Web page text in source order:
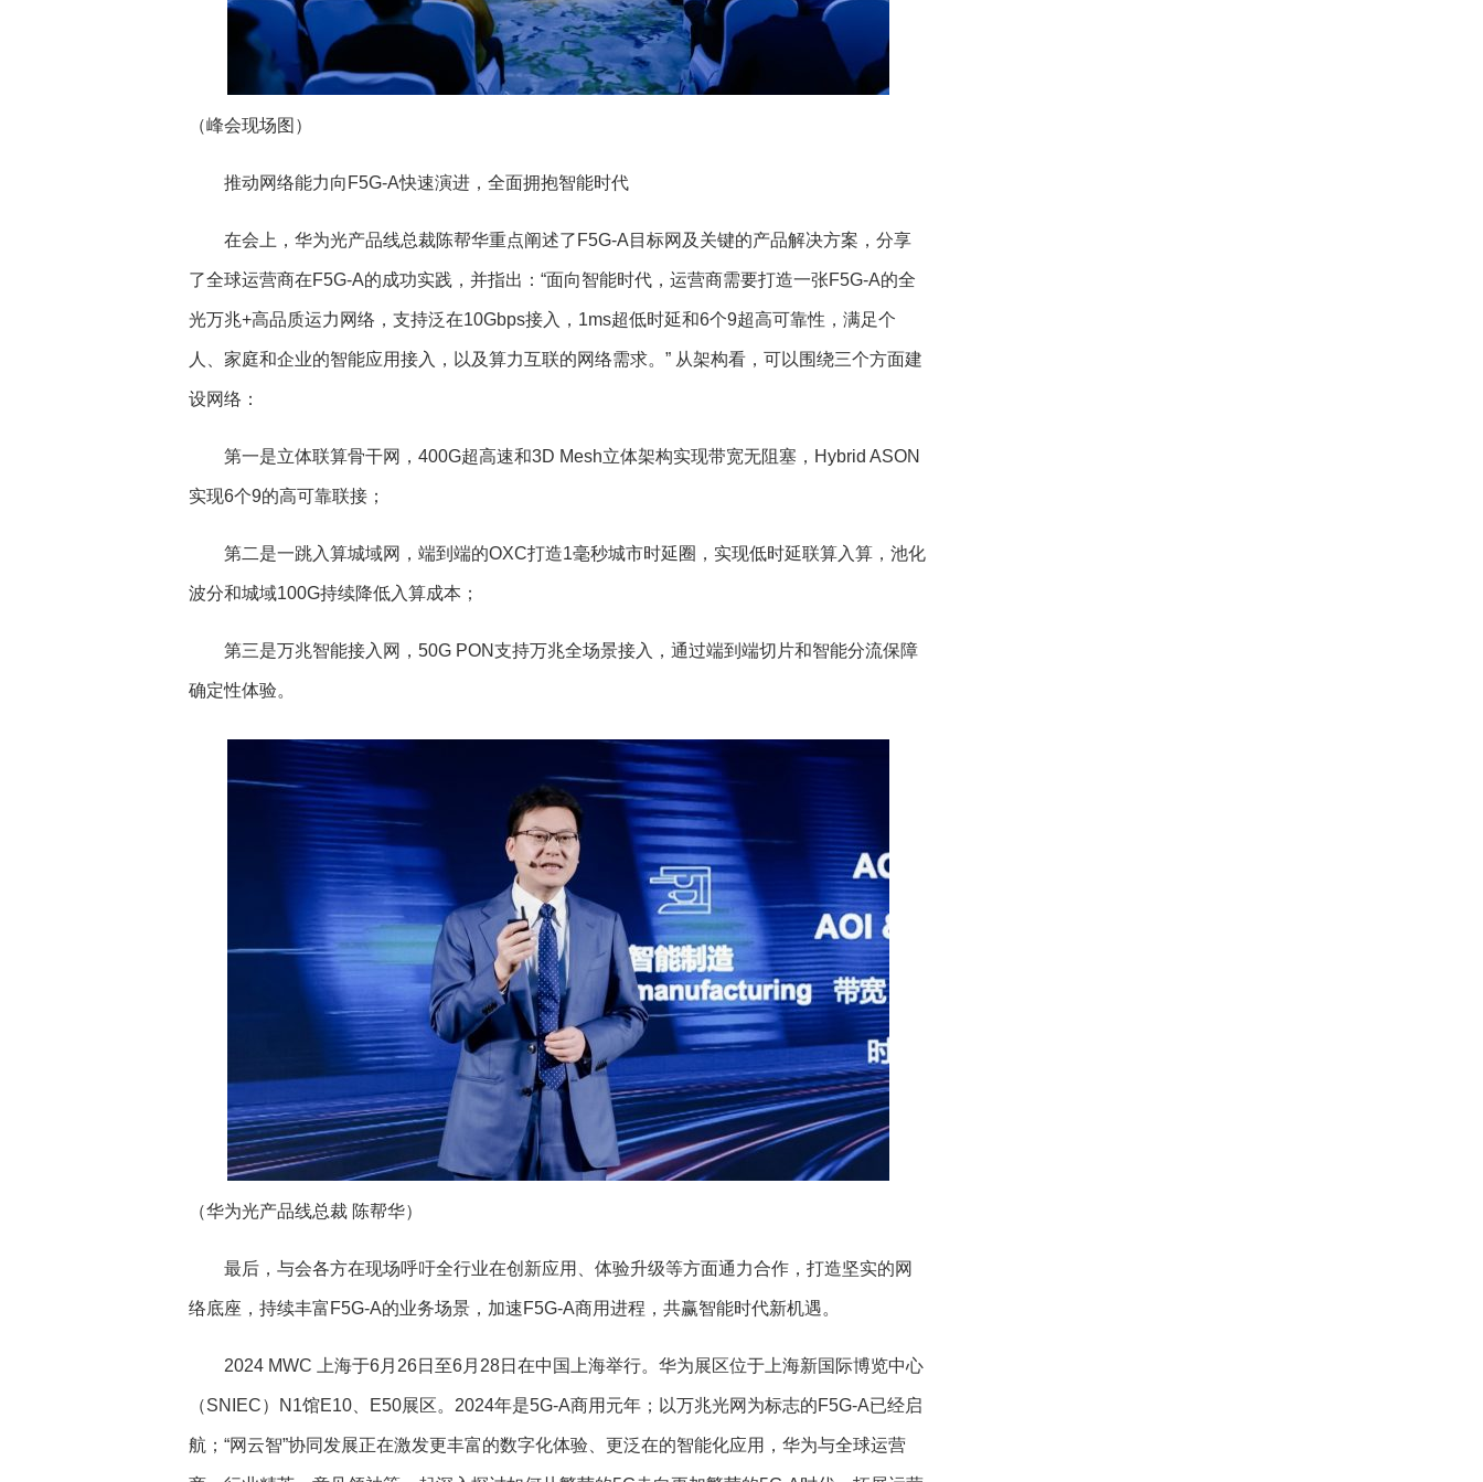
（峰会现场图）
推动网络能力向F5G-A快速演进，全面拥抱智能时代
在会上，华为光产品线总裁陈帮华重点阐述了F5G-A目标网及关键的产品解决方案，分享
了全球运营商在F5G-A的成功实践，并指出：“面向智能时代，运营商需要打造一张F5G-A的全
光万兆+高品质运力网络，支持泛在10Gbps接入，1ms超低时延和6个9超高可靠性，满足个
人、家庭和企业的智能应用接入，以及算力互联的网络需求。” 从架构看，可以围绕三个方面建
设网络：
第一是立体联算骨干网，400G超高速和3D Mesh立体架构实现带宽无阻塞，Hybrid ASON
实现6个9的高可靠联接；
第二是一跳入算城域网，端到端的OXC打造1毫秒城市时延圈，实现低时延联算入算，池化
波分和城域100G持续降低入算成本；
第三是万兆智能接入网，50G PON支持万兆全场景接入，通过端到端切片和智能分流保障
确定性体验。
（华为光产品线总裁 陈帮华）
最后，与会各方在现场呼吁全行业在创新应用、体验升级等方面通力合作，打造坚实的网
络底座，持续丰富F5G-A的业务场景，加速F5G-A商用进程，共赢智能时代新机遇。
2024 MWC 上海于6月26日至6月28日在中国上海举行。华为展区位于上海新国际博览中心
（SNIEC）N1馆E10、E50展区。2024年是5G-A商用元年；以万兆光网为标志的F5G-A已经启
航；“网云智”协同发展正在激发更丰富的数字化体验、更泛在的智能化应用，华为与全球运营